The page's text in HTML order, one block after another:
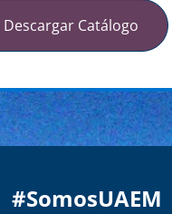
Descargar Catálogo
#SomosUAEM